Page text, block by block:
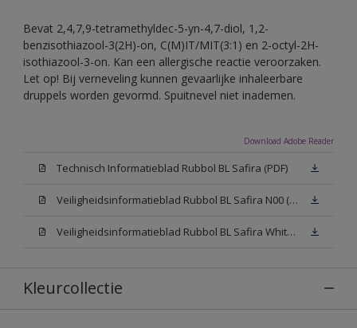
Bevat 2,4,7,9-tetramethyldec-5-yn-4,7-diol, 1,2-
benzisothiazool-3(2H)-on, C(M)IT/MIT(3:1) en 2-octyl-2H-
isothiazool-3-on. Kan een allergische reactie veroorzaken.
Let op! Bij verneveling kunnen gevaarlijke inhaleerbare
druppels worden gevormd. Spuitnevel niet inademen.
Download Adobe Reader
Technisch Informatieblad Rubbol BL Safira (PDF)
Veiligheidsinformatieblad Rubbol BL Safira N00 (MSDS)
Veiligheidsinformatieblad Rubbol BL Safira White W05 (MSDS)
Kleurcollectie